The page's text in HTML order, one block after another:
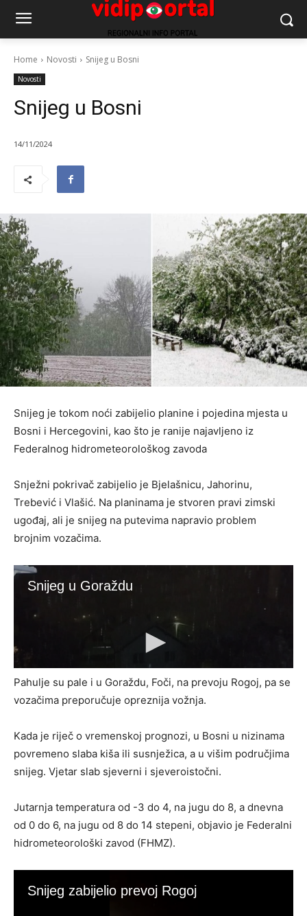
Home Novosti Snijeg u Bosni
Novosti
Snijeg u Bosni
14/11/2024
Snijeg je tokom noći zabijelio planine i pojedina mjesta u
Bosni i Hercegovini, kao što je ranije najavljeno iz
Federalnog hidrometeorološkog zavoda
Snježni pokrivač zabijelio je Bjelašnicu, Jahorinu,
Trebević i Vlašić. Na planinama je stvoren pravi zimski
ugođaj, ali je snijeg na putevima napravio problem
brojnim vozačima.
Pahulje su pale i u Goraždu, Foči, na prevoju Rogoj, pa se
vozačima preporučuje opreznija vožnja.
Kada je riječ o vremenskoj prognozi, u Bosni u nizinama
povremeno slaba kiša ili susnježica, a u višim područjima
snijeg. Vjetar slab sjeverni i sjeveroistočni.
Jutarnja temperatura od -3 do 4, na jugu do 8, a dnevna
od 0 do 6, na jugu od 8 do 14 stepeni, objavio je Federalni
hidrometeorološki zavod (FHMZ).